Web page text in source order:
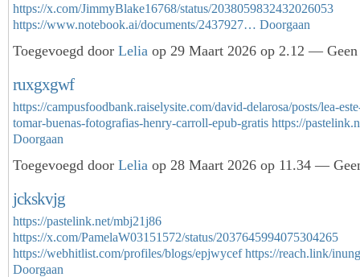
https://x.com/JimmyBlake16768/status/2038059832432026053
https://www.notebook.ai/documents/2437927… Doorgaan
Toegevoegd door Lelia op 29 Maart 2026 op 2.12 — Geen
ruxgxgwf
https://campusfoodbank.raiselysite.com/david-delarosa/posts/lea-
tomar-buenas-fotografias-henry-carroll-epub-gratis https://
Doorgaan
Toegevoegd door Lelia op 28 Maart 2026 op 11.34 —
jckskvjg
https://pastelink.net/mbj21j86
https://x.com/PamelaW03151572/status/2037645994075304265
https://webhitlist.com/profiles/blogs/epjwycef https://reach.link/
Doorgaan